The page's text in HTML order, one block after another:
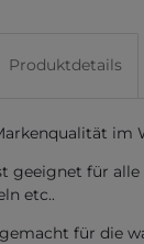
Produktdetails
im
geeignet für
etc..
für die